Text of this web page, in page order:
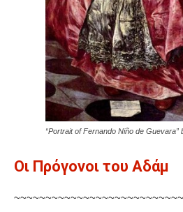
“Portrait of Fernando Niño de Guevara”
Οι Πρόγονοι του Αδάμ